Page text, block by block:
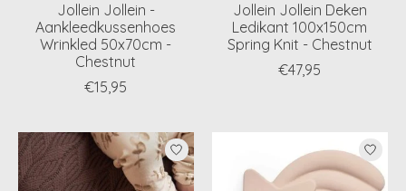
Jollein Jollein -
Aankleedkussenhoes
Wrinkled 50x70cm -
Chestnut
€15,95
Jollein Jollein Deken
Ledikant 100x150cm
Spring Knit - Chestnut
€47,95